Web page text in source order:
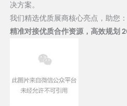
决方案。
我们精选优质展商核心亮点，助您：
精准对接优质合作资源， 高效规划